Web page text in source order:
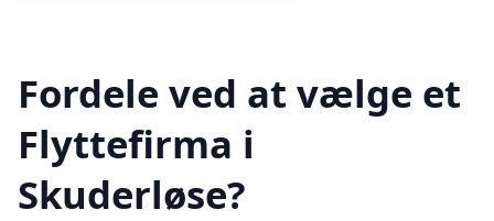
Fordele ved at vælge et
Flyttefirma i
Skuderløse?